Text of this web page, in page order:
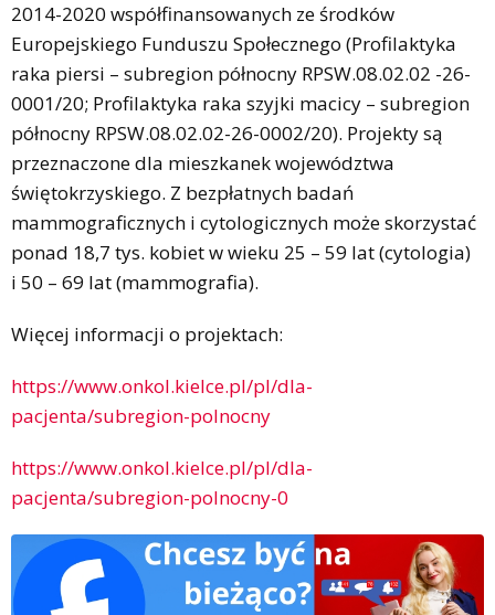
2014-2020 współfinansowanych ze środków
Europejskiego Funduszu Społecznego (Profilaktyka
raka piersi – subregion północny RPSW.08.02.02 -26-
0001/20; Profilaktyka raka szyjki macicy – subregion
północny RPSW.08.02.02-26-0002/20). Projekty są
przeznaczone dla mieszkanek województwa
świętokrzyskiego. Z bezpłatnych badań
mammograficznych i cytologicznych może skorzystać
ponad 18,7 tys. kobiet w wieku 25 – 59 lat (cytologia)
i 50 – 69 lat (mammografia).
Więcej informacji o projektach:
https://www.onkol.kielce.pl/pl/dla-
pacjenta/subregion-polnocny
https://www.onkol.kielce.pl/pl/dla-
pacjenta/subregion-polnocny-0